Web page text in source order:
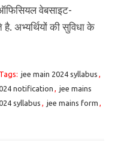
वेबसाइट-
अभ्यर्थियों की सुविधा के
Tags: jee main 2024 syllabus ,
notification , jee mains
syllabus , jee mains form ,